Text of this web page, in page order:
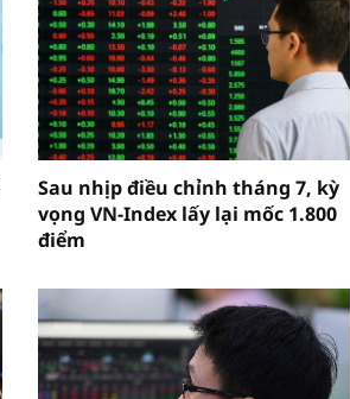
Sau nhịp điều chỉnh tháng 7, kỳ
vọng VN-Index lấy lại mốc 1.800
điểm